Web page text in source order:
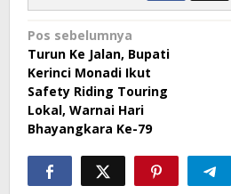
Navigasi
pos
Pos sebelumnya
Turun Ke Jalan, Bupati
Kerinci Monadi Ikut
Safety Riding Touring
Lokal, Warnai Hari
Bhayangkara Ke-79